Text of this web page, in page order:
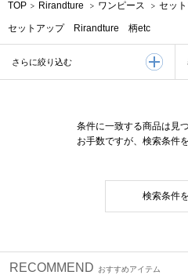
TOP Rirandture ワンピース セッ
セットアップ Rirandture 柄etc
さらに絞り込む
条件に一致する商品は見
お手数ですが、検索条件
検索条件
RECOMMEND おすすめアイテム